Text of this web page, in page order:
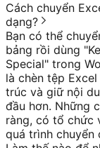
Cách chuyển
dạng?
Bạn có thể
bảng rồi dùng
Special" trong
là chèn tệp
trúc và giữ nội
đầu hơn. Những
ràng, có tổ chức
quá trình chuyển